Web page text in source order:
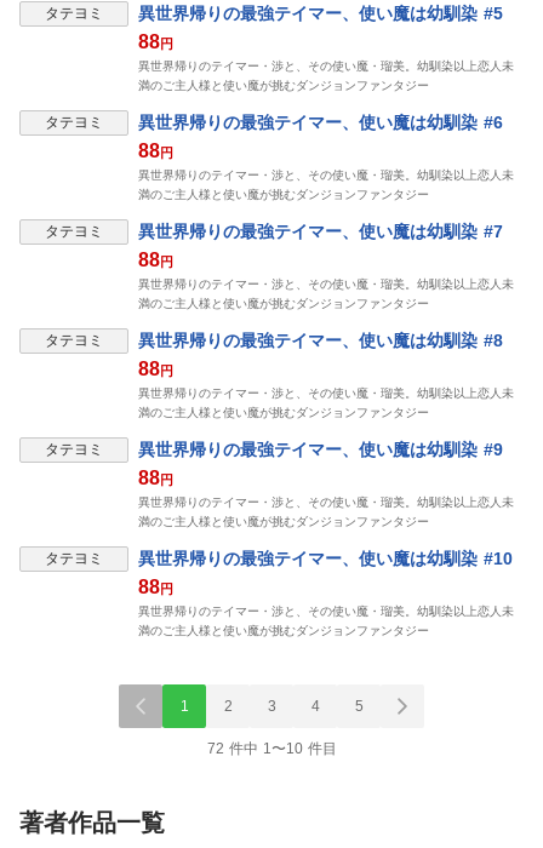
タテヨミ 異世界帰りの最強テイマー、使い魔は幼馴染 #5
88円
異世界帰りのテイマー・渉と、その使い魔・瑠美。幼馴染以上恋人未
満のご主人様と使い魔が挑むダンジョンファンタジー
タテヨミ 異世界帰りの最強テイマー、使い魔は幼馴染 #6
88円
異世界帰りのテイマー・渉と、その使い魔・瑠美。幼馴染以上恋人未
満のご主人様と使い魔が挑むダンジョンファンタジー
タテヨミ 異世界帰りの最強テイマー、使い魔は幼馴染 #7
88円
異世界帰りのテイマー・渉と、その使い魔・瑠美。幼馴染以上恋人未
満のご主人様と使い魔が挑むダンジョンファンタジー
タテヨミ 異世界帰りの最強テイマー、使い魔は幼馴染 #8
88円
異世界帰りのテイマー・渉と、その使い魔・瑠美。幼馴染以上恋人未
満のご主人様と使い魔が挑むダンジョンファンタジー
タテヨミ 異世界帰りの最強テイマー、使い魔は幼馴染 #9
88円
異世界帰りのテイマー・渉と、その使い魔・瑠美。幼馴染以上恋人未
満のご主人様と使い魔が挑むダンジョンファンタジー
タテヨミ 異世界帰りの最強テイマー、使い魔は幼馴染 #10
88円
異世界帰りのテイマー・渉と、その使い魔・瑠美。幼馴染以上恋人未
満のご主人様と使い魔が挑むダンジョンファンタジー
1 2 3 4 5
72 件中 1〜10 件目
著者作品一覧